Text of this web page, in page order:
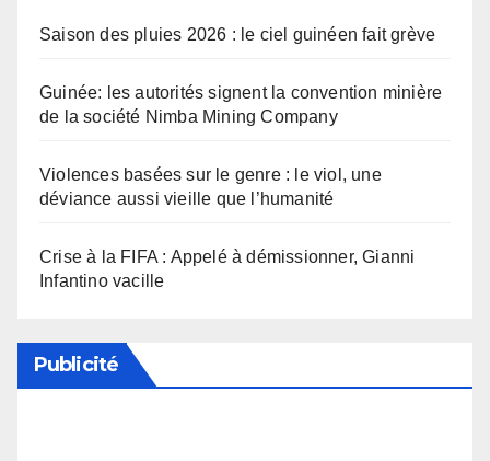
Saison des pluies 2026 : le ciel guinéen fait grève
Guinée: les autorités signent la convention minière
de la société Nimba Mining Company
Violences basées sur le genre : le viol, une
déviance aussi vieille que l’humanité
Crise à la FIFA : Appelé à démissionner, Gianni
Infantino vacille
Publicité